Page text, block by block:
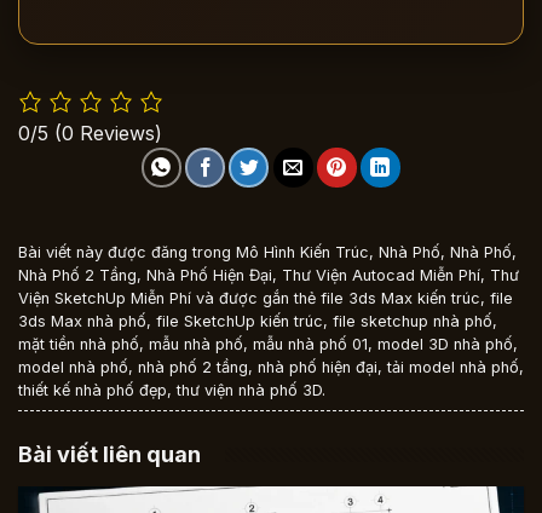
0/5 (0 Reviews)
Bài viết này được đăng trong Mô Hình Kiến Trúc, Nhà Phố, Nhà Phố,
Nhà Phố 2 Tầng, Nhà Phố Hiện Đại, Thư Viện Autocad Miễn Phí, Thư
Viện SketchUp Miễn Phí và được gắn thẻ file 3ds Max kiến trúc, file
3ds Max nhà phố, file SketchUp kiến trúc, file sketchup nhà phố,
mặt tiền nhà phố, mẫu nhà phố, mẫu nhà phố 01, model 3D nhà phố,
model nhà phố, nhà phố 2 tầng, nhà phố hiện đại,tải model nhà phố,
thiết kế nhà phố đẹp,thư viện nhà phố 3D.
Bài viết liên quan